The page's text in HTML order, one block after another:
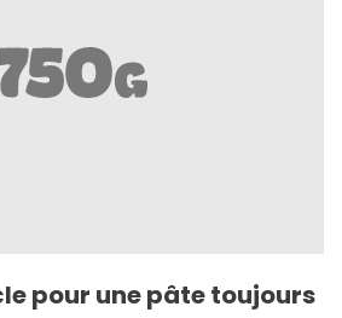
pour une pâte toujours